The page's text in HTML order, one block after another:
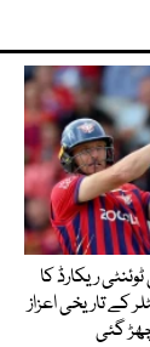
ریکارڈ کا
کے تاریخی اعزاز
گئی